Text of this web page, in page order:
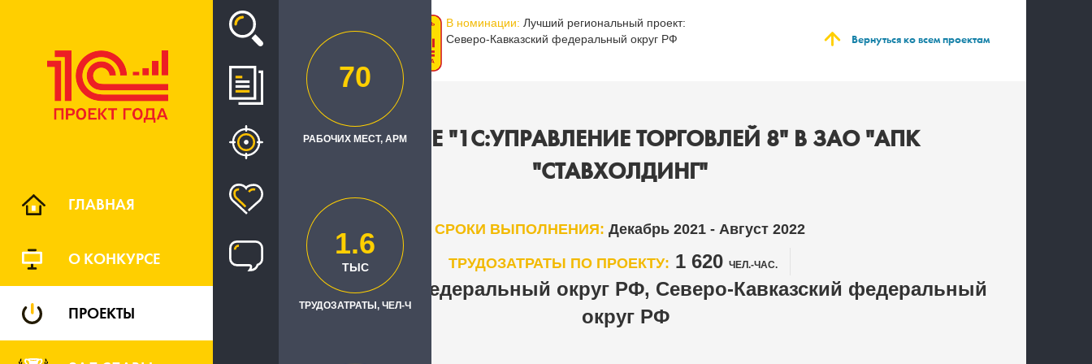
ГЛАВНАЯ
О КОНКУРСЕ
ПРОЕКТЫ
Проект
В номинации: Лучший региональный проект:
Северо-Кавказский федеральный округ РФ
Вернуться ко всем проектам
ВНЕДРЕНИЕ "1С:УПРАВЛЕНИЕ ТОРГОВЛЕЙ 8" В ЗАО "АПК
"СТАВХОЛДИНГ"
СРОКИ ВЫПОЛНЕНИЯ: Декабрь 2021 - Август 2022
ТРУДОЗАТРАТЫ ПО ПРОЕКТУ: 1 620 ЧЕЛ.-ЧАС.
Южный федеральный округ РФ, Северо-Кавказский федеральный
округ РФ
70
РАБОЧИХ МЕСТ, АРМ
1.6
ТЫС
ТРУДОЗАТРАТЫ, ЧЕЛ-Ч